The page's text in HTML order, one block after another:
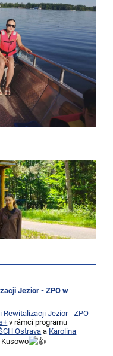
Jezior - ZPO w
Rewitalizacji Jezior - ZPO
v rámci programu
Ostrava a Karolina
Kusowo